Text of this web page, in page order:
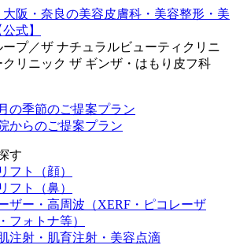
プ／ザ ナチュラルビューティクリニ
リニック ザ ギンザ・はもり皮フ科
の季節のご提案プラン
からのご提案プラン
す
フト（顔）
フト（鼻）
ザー・高周波（XERF・ピコレーザ
フォトナ等）
注射・肌育注射・美容点滴